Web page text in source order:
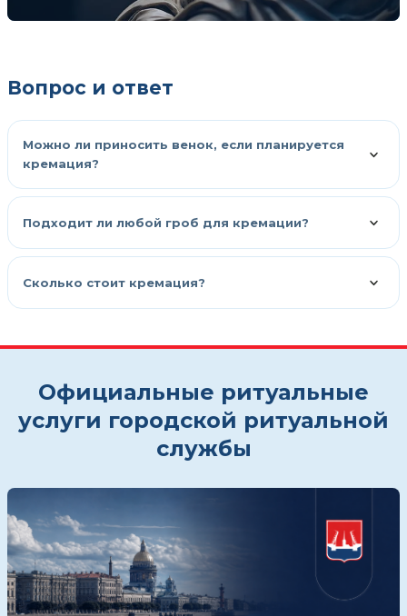
Вопрос и ответ
Можно ли приносить венок, если планируется
кремация?
Подходит ли любой гроб для кремации?
Сколько стоит кремация?
Официальные ритуальные
услуги городской ритуальной
службы